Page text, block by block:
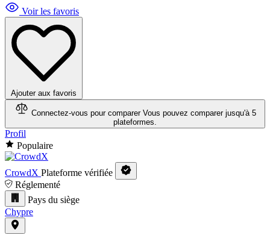
Voir les favoris
Ajouter aux favoris
Connectez-vous pour comparer Vous pouvez comparer jusqu'à 5
plateformes.
Profil
Populaire
CrowdX Plateforme vérifiée
Réglementé
Pays du siège
Chypre